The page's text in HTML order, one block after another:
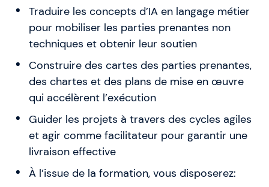
Traduire les concepts d’IA en langage métier
pour mobiliser les parties prenantes non
techniques et obtenir leur soutien
Construire des cartes des parties prenantes,
des chartes et des plans de mise en œuvre
qui accélèrent l’exécution
Guider les projets à travers des cycles agiles
et agir comme facilitateur pour garantir une
livraison effective
À l’issue de la formation, vous disposerez: